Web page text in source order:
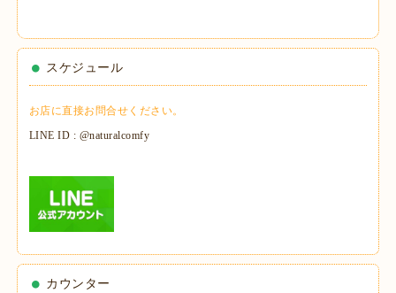
スケジュール
お店に直接お問合せください。
LINE ID : @naturalcomfy
カウンター